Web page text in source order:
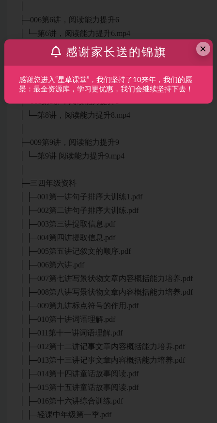
├─006第6讲，阅读能力提升6
│ └─第6讲，阅读能力提升6.mp4
├─007第7讲，阅读能力提升7
│ └─第7讲，阅读能力提升7.mp4
│
│ └─第8讲，阅读能力提升8.mp4
├─009第9讲，阅读能力提升9
│ └─第9讲 阅读能力提升9.mp4
├─三四年级资料
│ ├─001第一讲句子排序大训练1.pdf
│ ├─002第二讲句子排序大训练.pdf
│ ├─003第三讲提取信息.pdf
│ ├─004第四讲提取信息.pdf
│ ├─005第五讲记叙文的顺序.pdf
│ ├─006第六讲.pdf
│ ├─007第七讲写景状物文章内容概括能力培养.pdf
│ ├─008第八讲写景状物文章内容概括能力培养.pdf
│ ├─009第九讲标点符号的作用.pdf
│ ├─010第十讲词语理解.pdf
│ ├─011第十一讲词语理解.pdf
│ ├─012第十二讲记事文章内容概括能力培养.pdf
│ ├─013第十三讲记事文章内容概括能力培养.pdf
│ ├─014第十四讲童话故事阅读.pdf
│ ├─015第十五讲童话故事阅读.pdf
│ ├─016第十六讲综合训练.pdf
│ ├─轻课中年级第一季.pdf
×
感谢家长送的锦旗
感谢您进入“星草课堂”，我们坚持了10来年，我们的愿
景：最全资源库，学习更优惠，我们会继续坚持下去！